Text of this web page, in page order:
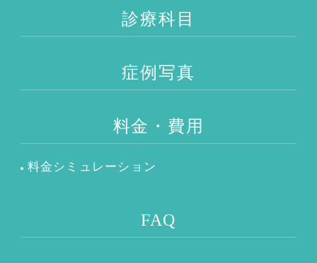
診療科目
症例写真
料金・費用
料金シミュレーション
FAQ